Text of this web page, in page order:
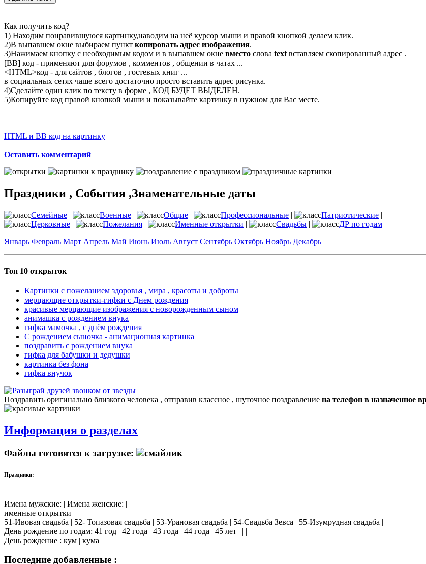
Как получить код?
1) Находим понравившуюся картинку,наводим на неё курсор мыши и правой кнопкой делаем клик.
2)В выпавшем окне выбираем пункт копировать адрес изображения.
3)Нажимаем кнопку с необходимым кодом и в выпавшем окне вместо слова textвставляем скопированный адрес .
[BB] код - применяют для форумов , комментов , общении в чатах ...
<HTML>код - для сайтов , блогов , гостевых книг ...
в социальных сетях чаше всего достаточно просто вставить адрес рисунка.
4)Сделайте один клик по тексту в форме , КОД БУДЕТ ВЫДЕЛЕН.
5)Копируйте код правой кнопкой мыши и показывайте картинку в нужном для Вас месте.
HTML и BB код на картинку
Оставить комментарий
Праздники , События ,Знаменательные даты
Семейные | Военные | Общие | Профессиональные | Патриотические |
Церковные | Пожелания | Именные открытки | Свадьбы | ДР по годам |
Январь Февраль Март Апрель Май Июнь Июль Август Сентябрь Октябрь Ноябрь Декабрь
Топ 10 открыток
Картинки с пожеланием здоровья , мира , красоты и доброты
мерцающие открытки-гифки с Днем рождения
красивые мерцающие изображения с новорожденным сыном
анимашка с рождением внука
гифка мамочка , с днём рождения
С рождением сыночка - анимационная картинка
поздравить с рождением внука
гифка для бабушки и дедушки
картинка без фона
гифка внучок
Поздравить оригинально близкого человека , отправив классное , шуточное поздравление на телефон в назначенное
Информация о разделах
Файлы готовятся к загрузке:
Праздники:
Имена мужские: | Имена женские: |
именные открытки
51-Ивовая свадьба | 52- Топазовая свадьба | 53-Урановая свадьба | 54-Свадьба Зевса | 55-Изумрудная свадьба |
День рождение по годам: 41 год | 42 года | 43 года | 44 года | 45 лет | | | |
День рождение : кум | кума |
Последние добавленные :